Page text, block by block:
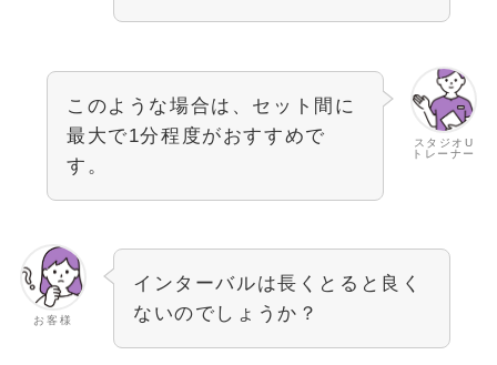
スタジオU
トレーナー
このような場合は、セット間に
最大で1分程度がおすすめで
す。
お客様
インターバルは長くとると良く
ないのでしょうか？